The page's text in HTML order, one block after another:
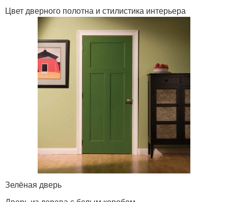
Цвет дверного полотна и стилистика интерьера
Зелёная дверь